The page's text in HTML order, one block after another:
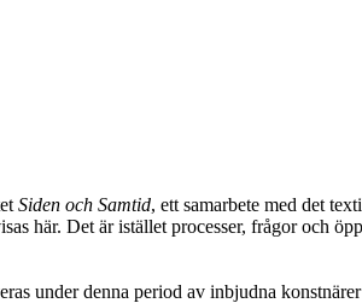
Siden och Samtid, ett samarbete med det
här. Det är istället processer, frågor och
under denna period av inbjudna